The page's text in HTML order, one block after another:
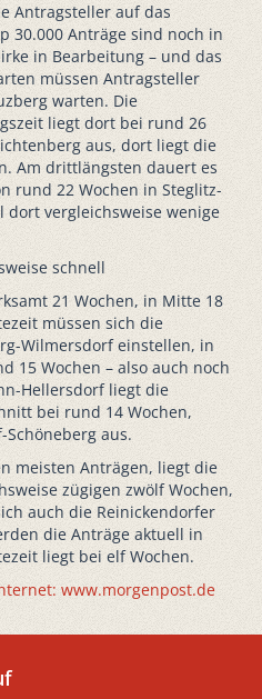
Antragsteller auf das
30.000 Anträge sind noch in
in Bearbeitung – und das
müssen Antragsteller
warten. Die
liegt dort bei rund 26
aus, dort liegt die
Am drittlängsten dauert es
rund 22 Wochen in Steglitz-
dort vergleichsweise wenige
schnell
21 Wochen, in Mitte 18
müssen sich die
Wilmersdorf einstellen, in
15 Wochen – also auch noch
Hellersdorf liegt die
bei rund 14 Wochen,
aus.
meisten Anträgen, liegt die
zügigen zwölf Wochen,
auch die Reinickendorfer
die Anträge aktuell in
liegt bei elf Wochen.
www.morgenpost.de